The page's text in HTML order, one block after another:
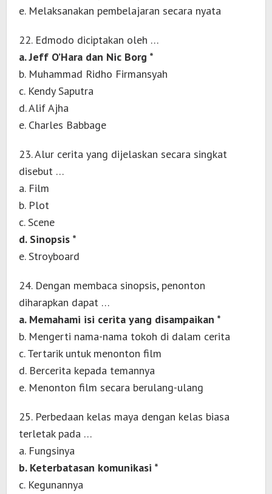
e. Melaksanakan pembelajaran secara nyata
22. Edmodo diciptakan oleh …
a. Jeff O’Hara dan Nic Borg *
b. Muhammad Ridho Firmansyah
c. Kendy Saputra
d. Alif Ajha
e. Charles Babbage
23. Alur cerita yang dijelaskan secara singkat
disebut …
a. Film
b. Plot
c. Scene
d. Sinopsis *
e. Stroyboard
24. Dengan membaca sinopsis, penonton
diharapkan dapat …
a. Memahami isi cerita yang disampaikan *
b. Mengerti nama-nama tokoh di dalam cerita
c. Tertarik untuk menonton film
d. Bercerita kepada temannya
e. Menonton film secara berulang-ulang
25. Perbedaan kelas maya dengan kelas biasa
terletak pada …
a. Fungsinya
b. Keterbatasan komunikasi *
c. Kegunannya